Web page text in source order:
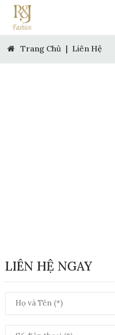
Trang Chủ | Liên Hệ
LIÊN HỆ NGAY